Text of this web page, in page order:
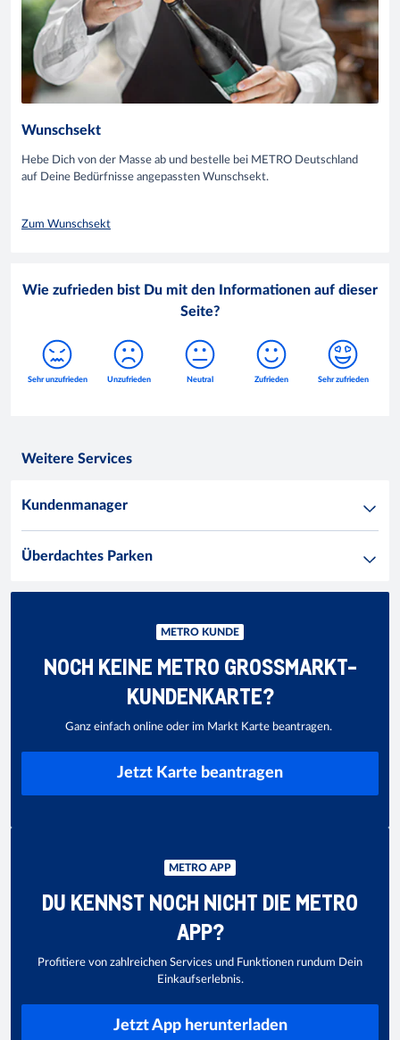
Wunschsekt
Hebe Dich von der Masse ab und bestelle bei METRO Deutschland
auf Deine Bedürfnisse angepassten Wunschsekt.
Zum Wunschsekt
Wie zufrieden bist Du mit den Informationen auf dieser
Seite?
Weitere Services
Kundenmanager
Überdachtes Parken
METRO KUNDE
NOCH KEINE METRO GROSSMARKT-K
UNDENKARTE?
Ganz einfach online oder im Markt Karte beantragen.
Jetzt Karte beantragen
METRO APP
DU KENNST NOCH NICHT DIE METRO
APP?
Profitiere von zahlreichen Services und Funktionen rundum Dein
Einkaufserlebnis.
Jetzt App herunterladen